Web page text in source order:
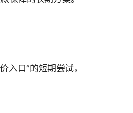
入口”的短期尝试，